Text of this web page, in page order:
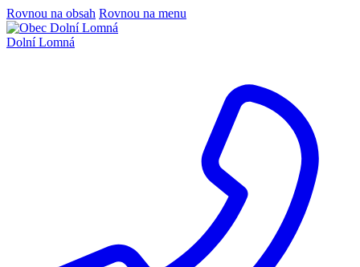
Rovnou na obsah Rovnou na menu
Dolní Lomná